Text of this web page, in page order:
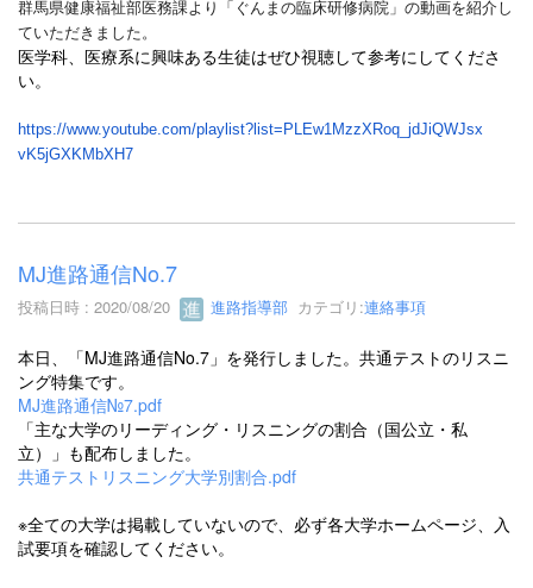
群馬県健康福祉部医務課より「 ぐんまの臨床研修病院」の動画を紹介し
ていただきました。
医学科、医療系に興味ある生徒はぜひ視聴して参考にしてくださ
い。
https://www.youtube.com/playlist?list=PLEw1MzzXRoq_jdJiQWJsx
vK5jGXKMbXH7
MJ進路通信No.7
投稿日時 : 2020/08/20 進路指導部 カテゴリ:連絡事項
本日、「MJ進路通信No.7」を発行しました。共通テストのリスニ
ング特集です。
MJ進路通信№7.pdf
「主な大学のリーディング・リスニングの割合（国公立・私
立）」も配布しました。
共通テストリスニング大学別割合.pdf
※全ての大学は掲載していないので、必ず各大学ホームページ、入
試要項を確認してください。